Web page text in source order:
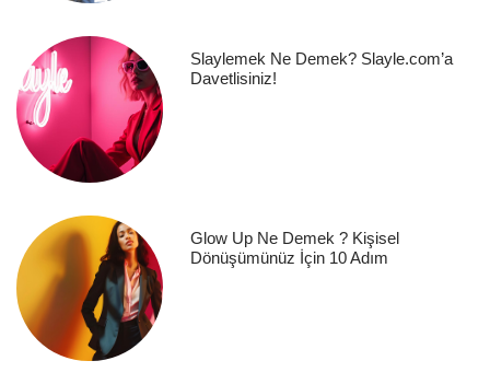
Slaylemek Ne Demek? Slayle.com’a
Davetlisiniz!
Glow Up Ne Demek ? Kişisel
Dönüşümünüz İçin 10 Adım